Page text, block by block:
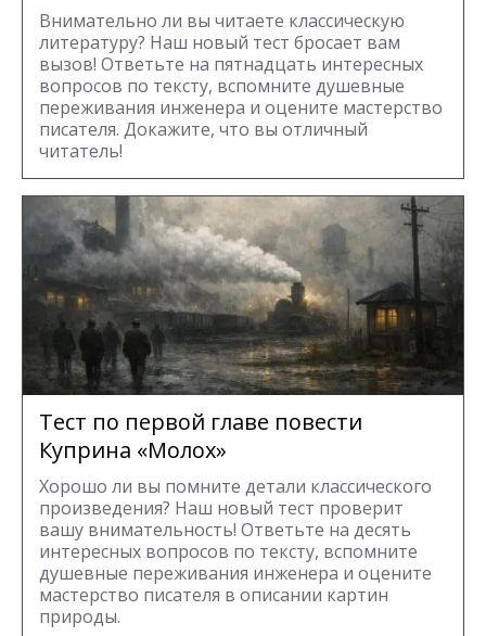
Внимательно ли вы читаете классическую
литературу? Наш новый тест бросает вам
вызов! Ответьте на пятнадцать интересных
вопросов по тексту, вспомните душевные
переживания инженера и оцените мастерство
писателя. Докажите, что вы отличный
читатель!
Тест по первой главе повести
Куприна «Молох»
Хорошо ли вы помните детали классического
произведения? Наш новый тест проверит
вашу внимательность! Ответьте на десять
интересных вопросов по тексту, вспомните
душевные переживания инженера и оцените
мастерство писателя в описании картин
природы.